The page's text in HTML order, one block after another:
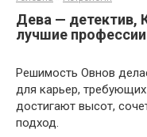
Дева — детектив,
лучшие
Решимость Овнов
для карьер,
достигают высот,
подход.